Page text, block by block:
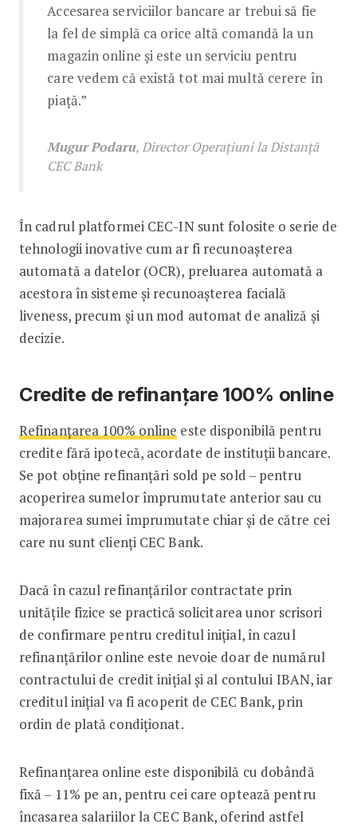
Accesarea serviciilor bancare ar trebui să fie
la fel de simplă ca orice altă comandă la un
magazin online și este un serviciu pentru
care vedem că există tot mai multă cerere în
piață.”
Mugur Podaru, Director Operațiuni la Distanță
CEC Bank
În cadrul platformei CEC-IN sunt folosite o serie de
tehnologii inovative cum ar fi recunoașterea
automată a datelor (OCR), preluarea automată a
acestora în sisteme și recunoașterea facială
liveness, precum și un mod automat de analiză și
decizie.
Credite de refinanțare 100% online
Refinanțarea 100% online este disponibilă pentru
credite fără ipotecă, acordate de instituții bancare.
Se pot obține refinanțări sold pe sold – pentru
acoperirea sumelor împrumutate anterior sau cu
majorarea sumei împrumutate chiar și de către cei
care nu sunt clienți CEC Bank.
Dacă în cazul refinanțărilor contractate prin
unitățile fizice se practică solicitarea unor scrisori
de confirmare pentru creditul inițial, în cazul
refinanțărilor online este nevoie doar de numărul
contractului de credit inițial și al contului IBAN, iar
creditul inițial va fi acoperit de CEC Bank, prin
ordin de plată condiționat.
Refinanțarea online este disponibilă cu dobândă
fixă – 11% pe an, pentru cei care optează pentru
încasarea salariilor la CEC Bank, oferind astfel